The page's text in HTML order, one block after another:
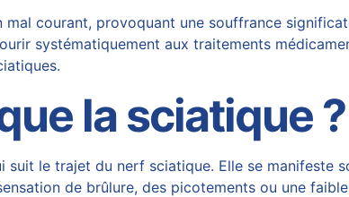
mal courant, provoquant une souffrance
systématiquement aux traitements
la sciatique ?
suit le trajet du nerf sciatique. Elle se manifeste
de brûlure, des picotements ou une